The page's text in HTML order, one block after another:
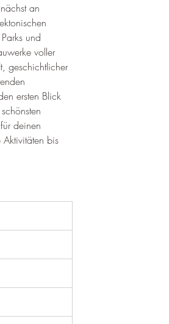
an
und
voller
geschichtlicher
ersten Blick
deinen
bis